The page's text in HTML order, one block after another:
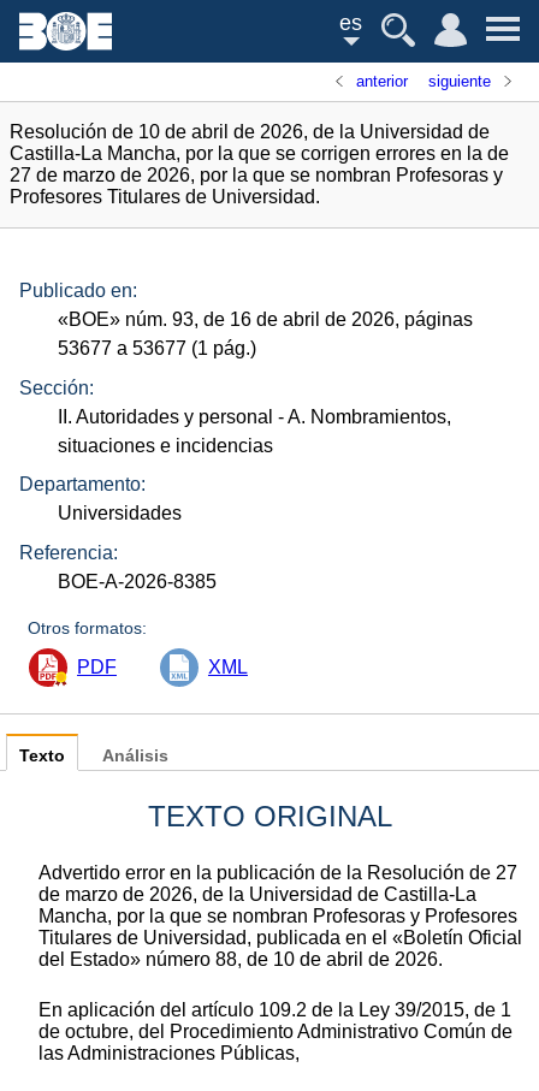
es
anterior siguiente
Resolución de 10 de abril de 2026, de la Universidad de
Castilla-La Mancha, por la que se corrigen errores en la de
27 de marzo de 2026, por la que se nombran Profesoras y
Profesores Titulares de Universidad.
Publicado en:
«BOE» núm. 93, de 16 de abril de 2026, páginas
53677 a 53677 (1 pág.)
Sección:
II. Autoridades y personal - A. Nombramientos,
situaciones e incidencias
Departamento:
Universidades
Referencia:
BOE-A-2026-8385
Otros formatos:
PDF XML
Texto
TEXTO ORIGINAL
Advertido error en la publicación de la Resolución de 27
de marzo de 2026, de la Universidad de Castilla-La
Mancha, por la que se nombran Profesoras y Profesores
Titulares de Universidad, publicada en el «Boletín Oficial
del Estado» número 88, de 10 de abril de 2026.
En aplicación del artículo 109.2 de la Ley 39/2015, de 1
de octubre, del Procedimiento Administrativo Común de
las Administraciones Públicas,
Análisis